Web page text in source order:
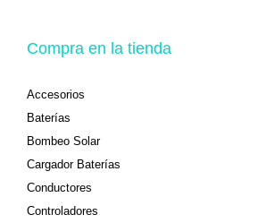
Compra en la tienda
Accesorios
Baterías
Bombeo Solar
Cargador Baterías
Conductores
Controladores